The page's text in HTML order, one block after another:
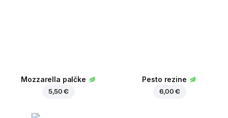
Mozzarella palčke
5,50 €
Pesto rezine
6,00 €